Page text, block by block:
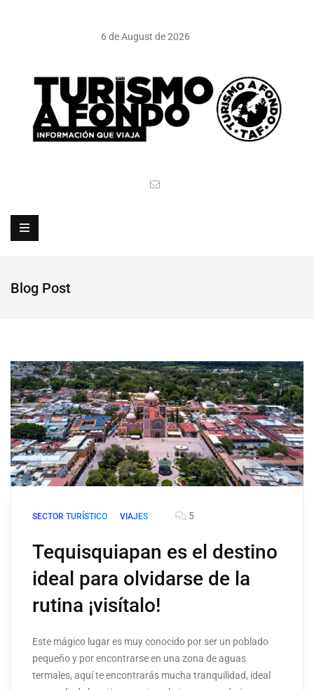
6 de August de 2026
Blog Post
SECTOR TURÍSTICO VIAJES 5
Tequisquiapan es el destino
ideal para olvidarse de la
rutina ¡visítalo!
Este mágico lugar es muy conocido por ser un poblado
pequeño y por encontrarse en una zona de aguas
termales, aquí te encontrarás mucha tranquilidad, ideal